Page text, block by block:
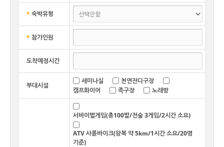
* 숙박유형
* 참가인원
도착예정시간
부대시설
세미나실
천연잔디구장
캠프화이어
족구장 노래방
서바이벌게임(총100발/전술 3게임/2시간 소요)
ATV 사륜바이크(왕복 약 5km/1시간 소요/20명
기준)